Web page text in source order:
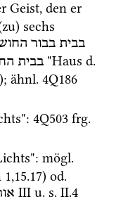
Geist, den er
sechs
בבית בבור
בבית "Haus d.
ähnl. 4Q186
: 4Q503 frg.
: mögl.
1,15.17) od.
‎ III u. s. II.4